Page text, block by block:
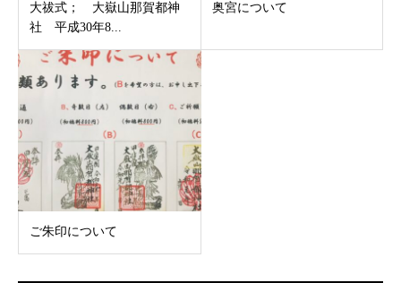
大祓式； 大嶽山那賀都神
社 平成30年8...
奥宮について
ご朱印について